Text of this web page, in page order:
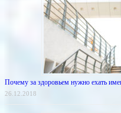
Почему за здоровьем нужно ехать
26.12.2018